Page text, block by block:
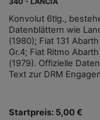
Konvolut 6tlg.,
Datenblättern wie
(1980); Fiat 131
Gr.4; Fiat Ritmo
(1979). Offizielle
Text zur DRM
Startpreis: 5,00 €